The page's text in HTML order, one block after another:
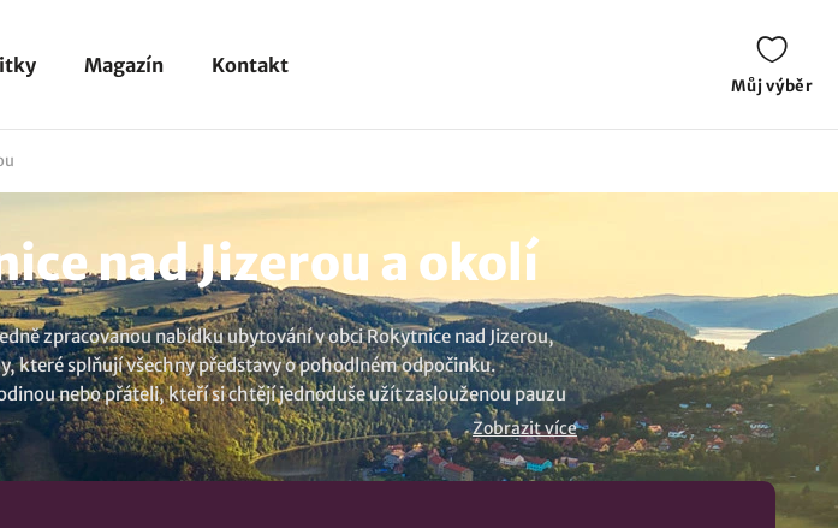
Magazín Kontakt
Můj výběr
nad Jizerou a okolí
zpracovanou nabídku ubytování v obci Rokytnice nad Jizerou,
které splňují všechny představy o pohodlném odpočinku.
nebo přáteli, kteří si chtějí jednoduše užít zaslouženou pauzu
na slevu. Díky našim last minute akcím můžete ušetřit, aniž
Rokytnice nad Jizerou a vyberte si váš příští pobyt se snídaní,
na nezapomenutelné chvíle v destinaci Rokytnice nad Jizerou a
Zobrazit více